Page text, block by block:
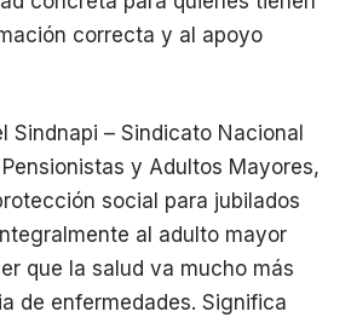
correcta y al apoyo
Sindnapi – Sindicato Nacional
y Adultos Mayores,
social para jubilados
al adulto mayor
que la salud va mucho más
de enfermedades. Significa